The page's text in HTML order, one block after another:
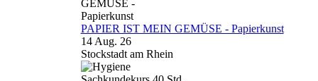
PAPIER IST MEIN GEMÜSE - Papierkunst
14 Aug. 26
Stockstadt am Rhein